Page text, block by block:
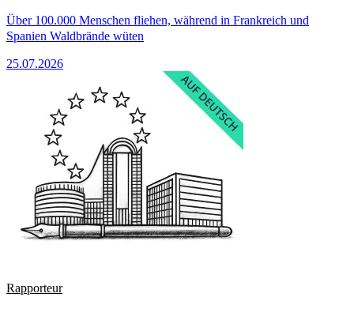
Über 100.000 Menschen fliehen, während in Frankreich und
Spanien Waldbrände wüten
25.07.2026
Rapporteur